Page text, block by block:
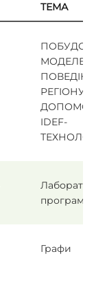
ТЕМА
ПОБУДОВА
МОДЕЛЕЙ
ПОВЕДІНКИ
РЕГІОНУ ЗА
IDEF-
ТЕХНОЛОГІЇ
Лабораторні
Графи